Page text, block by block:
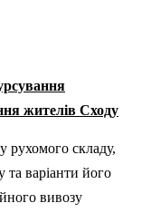
жителів Сходу
рухомого складу,
та варіанти його
вивозу